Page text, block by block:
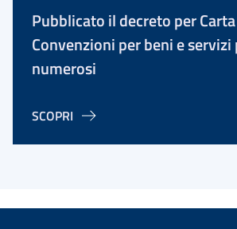
Pubblicato il decreto per
Convenzioni per beni e
numerosi
SCOPRI